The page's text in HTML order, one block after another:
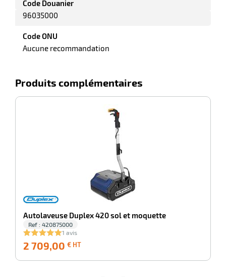
Code Douanier
96035000
Code ONU
Aucune recommandation
Produits complémentaires
Autolaveuse Duplex 420 sol et moquette
Ref : 420875000
1 avis
2 709,00 € HT
HT